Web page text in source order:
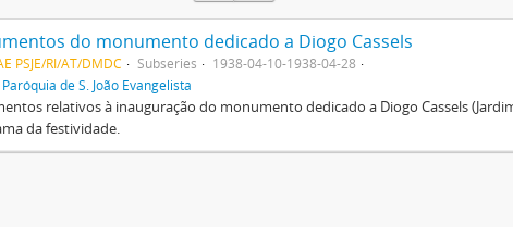
do monumento dedicado a Diogo Cassels
PSJE/RI/AT/DMDC Subseries
1938-04-10-1938-04-28
Paróquia de S. João Evangelista
relativos à inauguração do monumento dedicado a Diogo Cassels
da festividade.